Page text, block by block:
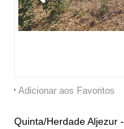
Adicionar aos Favoritos
Quinta/Herdade Aljezur